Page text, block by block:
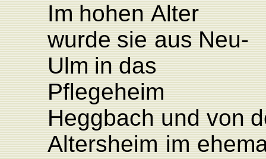
Im hohen Alter
wurde sie aus Neu-
Ulm in das
Pflegeheim
Heggbach und von
Altersheim im